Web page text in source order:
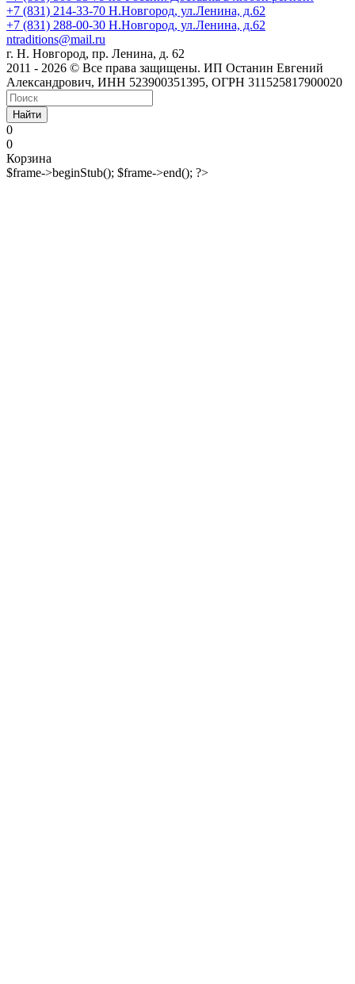
+7 (831) 214-33-70 Н.Новгород, ул.Ленина, д.62
+7 (831) 288-00-30 Н.Новгород, ул.Ленина, д.62
ntraditions@mail.ru
г. Н. Новгород, пр. Ленина, д. 62
2011 - 2026 © Все права защищены. ИП Останин Евгений
Александрович, ИНН 523900351395, ОГРН 311525817900020
Найти
0
0
Корзина
$frame->beginStub(); $frame->end(); ?>